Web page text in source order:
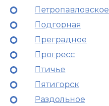
Петропавловское
Подгорная
Преградное
Прогресс
Птичье
Пятигорск
Раздольное